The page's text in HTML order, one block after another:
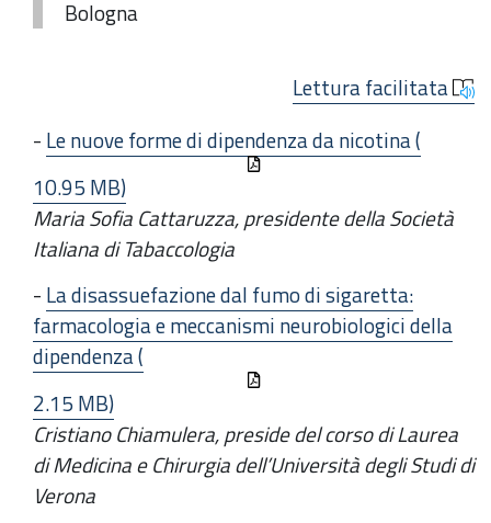
Bologna
Lettura facilitata
- Le nuove forme di dipendenza da nicotina (
10.95 MB)
Maria Sofia Cattaruzza, presidente della Società
Italiana di Tabaccologia
- La disassuefazione dal fumo di sigaretta:
farmacologia e meccanismi neurobiologici della
dipendenza (
2.15 MB)
Cristiano Chiamulera,preside del corso di Laurea
di Medicina e Chirurgia dell’Università degli Studi di
Verona